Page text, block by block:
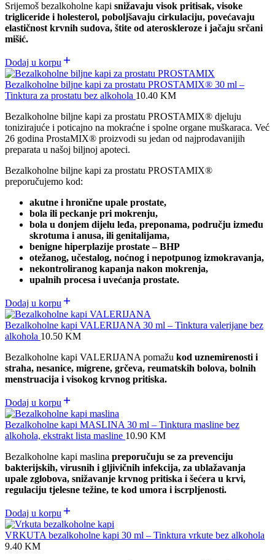
Srijemoš bezalkoholne kapi snižavaju visok pritisak, visoke
trigliceride i holesterol, poboljšavaju cirkulaciju, povećavaju
elastičnost krvnih sudova, štite od ateroskleroze i jačaju srčani
mišić.
Dodaj u korpu
Bezalkoholne biljne kapi za prostatu PROSTAMIX® 30 ml –
Tinktura za prostatu bez alkohola 10.40 KM
Bezalkoholne biljne kapi za prostatu PROSTAMIX® djeluju
tonizirajuće i poticajno na mokraćne i spolne organe muškaraca. Već
26 godina ProstaMIX® proizvodi su jedan od najprodavanijih
preparata u našoj biljnoj apoteci.
Bezalkoholne biljne kapi za prostatu PROSTAMIX®
preporučujemo kod:
akutne i hronične upale prostate,
bola ili peckanje pri mokrenju,
bola u donjem dijelu leđa, preponama, području između
skrotuma i anusa, ili genitalijama,
benigne hiperplazije prostate – BHP
otežanog, učestalog, noćnog i nepotpunog izmokravanja,
nekontroliranog kapanja nakon mokrenja,
upalnih procesa i uvećanja prostate.
Dodaj u korpu
Bezalkoholne kapi VALERIJANA 30 ml – Tinktura valerijane bez
alkohola 10.50 KM
Bezalkoholne kapi VALERIJANA pomažu kod uznemirenosti i
straha, nesanice, migrene, grčeva, reumatskih bolova, bolnih
menstruacija i visokog krvnog pritiska.
Dodaj u korpu
Bezalkoholne kapi MASLINA 30 ml – Tinktura masline bez
alkohola, ekstrakt lista masline 10.90 KM
Bezalkoholne kapi maslina preporučuju se za prevenciju
bakterijskih, virusnih i gljivičnih infekcija, za ublažavanja
upale zglobova, snižavanje krvnog pritiska i šećera u krvi,
regulaciju tjelesne težine, te kod umora i iscrpljenosti.
Dodaj u korpu
VRKUTA bezalkoholne kapi 30 ml – Tinktura vrkute bez alkohola
9.40 KM